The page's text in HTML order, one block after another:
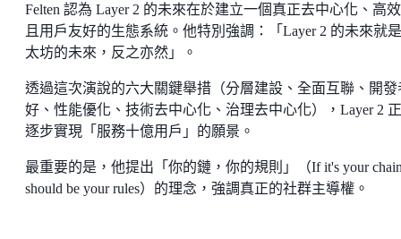
Felten 認為 Layer 2 的未來在於建立一個真正去中心化、高
且用戶友好的生態系統。他特別強調：「Layer 2 的未來就
太坊的未來，反之亦然」。
透過這次演說的六大關鍵舉措（分層建設、全面互聯、開發
好、性能優化、技術去中心化、治理去中心化），Layer 2
逐步實現「服務十億用戶」的願景。
最重要的是，他提出「你的鏈，你的規則」（If it's your
should be your rules）的理念，強調真正的社群主導權。